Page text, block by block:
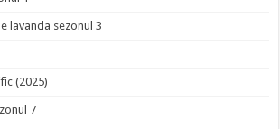
lavanda sezonul 3
(2025)
7